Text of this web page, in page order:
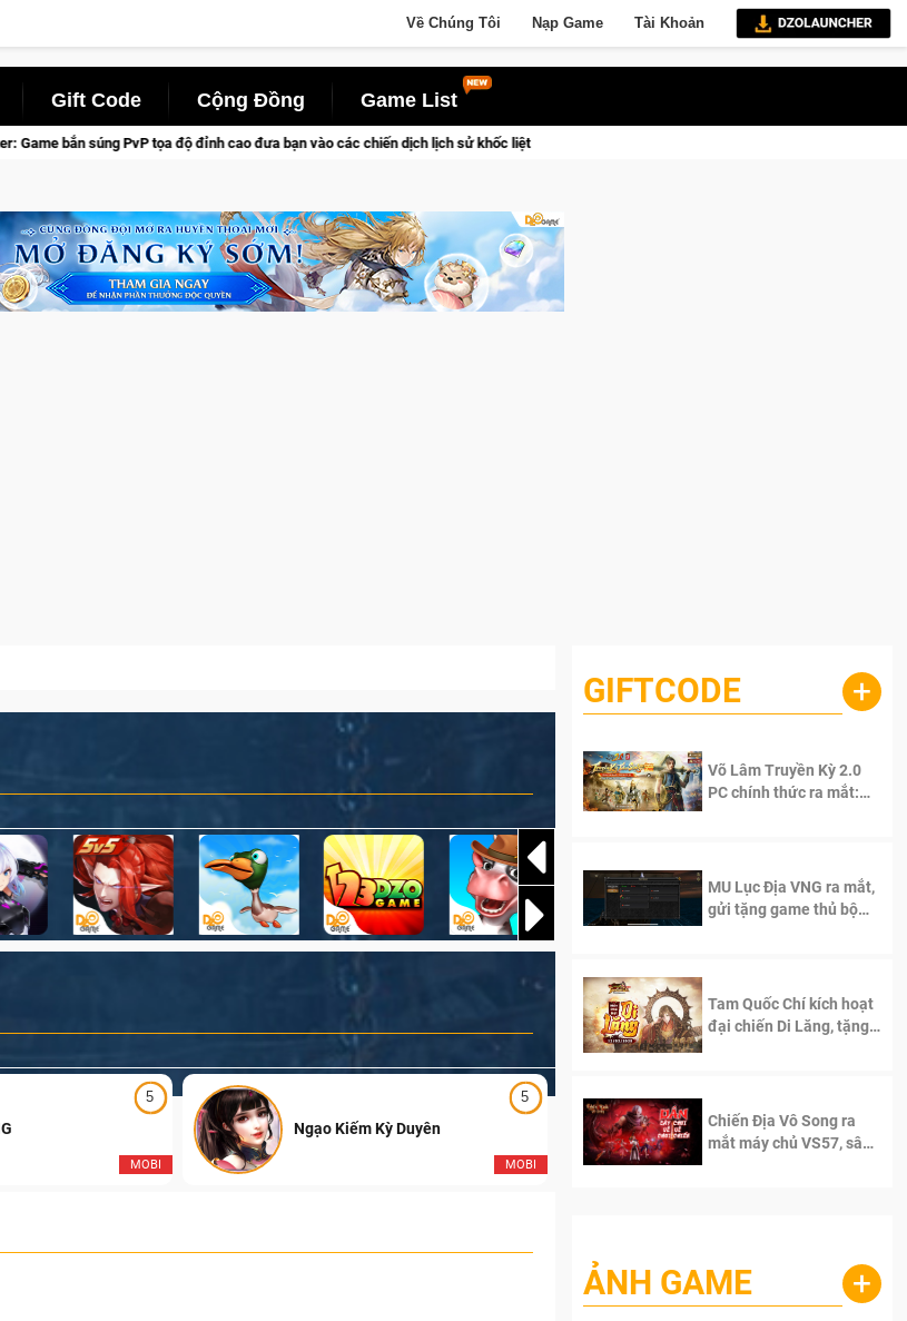
Về Chúng Tôi Nạp Game Tài Khoản
Gift Code Cộng Đồng Game List
đỉnh cao đưa bạn vào các chiến dịch lịch sử khốc liệt CFVL 2026 Mùa 2 khép lại với hành trình đầy cảm xúc, Team
5
MOBI
5
MOBI
Ngạo Kiếm Kỳ Duyên Ngạo Thiên Mobile
GIFTCODE +
Võ Lâm Truyền Kỳ 2.0
PC chính thức ra mắt:
MU Lục Địa VNG ra mắt,
gửi tặng game thủ bộ
Tam Quốc Chí kích hoạt
đại chiến Di Lăng, tặng
Chiến Địa Vô Song ra
mắt máy chủ VS57, sân
ẢNH GAME +
Lala Croft vừa nóng vừa xinh dưới nét vẽ